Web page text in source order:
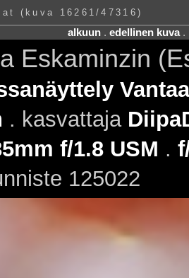
(kuva 16261/47316)
alkuun. edellinen kuva.
Eskaminzin
. kasvattaja
f/1.8 USM .
125022